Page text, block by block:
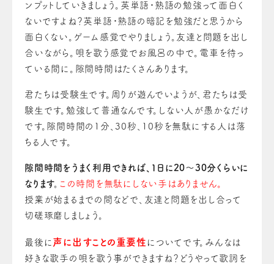
ンプットしていきましょう。英単語・熟語の勉強って面白く
ないですよね？英単語・熟語の暗記を勉強だと思うから
面白くない。ゲーム感覚でやりましょう。友達と問題を出し
合いながら。唄を歌う感覚でお風呂の中で。電車を待っ
ている間に。隙間時間はたくさんあります。
君たちは受験生です。周りが遊んでいようが、君たちは受
験生です。勉強して普通なんです。しない人が愚かなだけ
です。隙間時間の1分、30秒、10秒を無駄にする人は落
ちる人です。
隙間時間をうまく利用できれば、１日に20～30分くらいに
なります。 この時間を無駄にしない手はありません。
授業が始まるまでの間などで、友達と問題を出し合って
切磋琢磨しましょう。
最後に 声に出すことの重要性 についてです。みんなは
好きな歌手の唄を歌う事ができますね？どうやって歌詞を